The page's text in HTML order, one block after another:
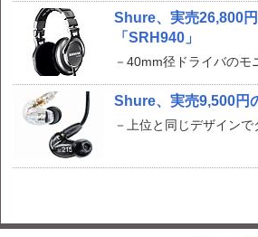
Shure、実売26,800
「SRH940」
－40mm径ドライバの
Shure、実売9,500円
－上位と同じデザイン